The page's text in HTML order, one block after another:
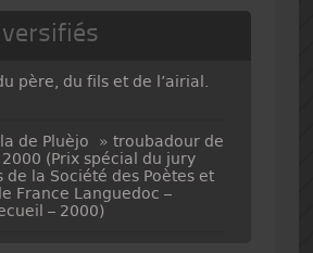
père, du fils et de l’airial.
de Pluèjo » troubadour de
2000 (Prix spécial du jury
de la Société des Poètes et
France Languedoc –
– 2000)